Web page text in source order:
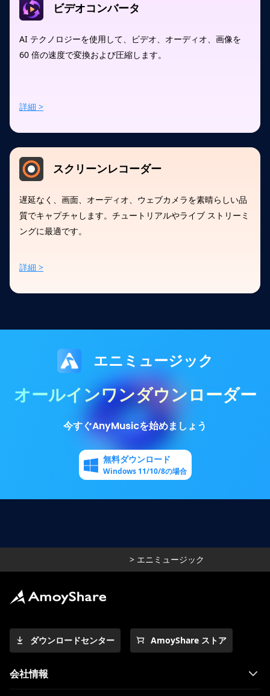
ビデオコンバータ
AI テクノロジーを使用して、ビデオ、オーディオ、画像を
60 倍の速度で変換および圧縮します。
詳細 >
スクリーンレコーダー
遅延なく、画面、オーディオ、ウェブカメラを素晴らしい品
質でキャプチャします。チュートリアルやライブ ストリーミ
ングに最適です。
詳細 >
エニミュージック
オールインワンダウンローダー
今すぐAnyMusicを始めましょう
無料ダウンロード
Windows 11/10/8の場合
> エニミュージック
ダウンロードセンター AmoyShare ストア
会社情報